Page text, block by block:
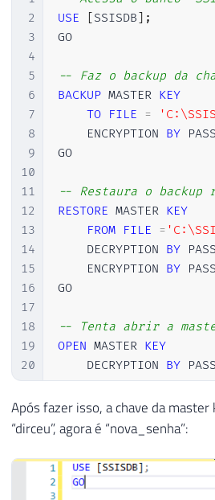
2
3
4
5
6
7
8
9
10
11
12
13
14
15
16
17
18
19
20
21
22
23
25
USE
SSISDB
;
GO
-- Faz o backup da
BACKUP MASTER KEY
TO
FILE =
    ENCRYPTION
BY
GO
-- Restaura o backup
RESTORE MASTER KEY
FROM
FILE =
    DECRYPTION
BY
    ENCRYPTION
BY
GO
-- Tenta abrir a
OPEN MASTER KEY
    DECRYPTION
BY
GO
-- Fecha a master key
GO
Após fazer isso, a chave da
“dirceu”, agora é “nova_senha”: